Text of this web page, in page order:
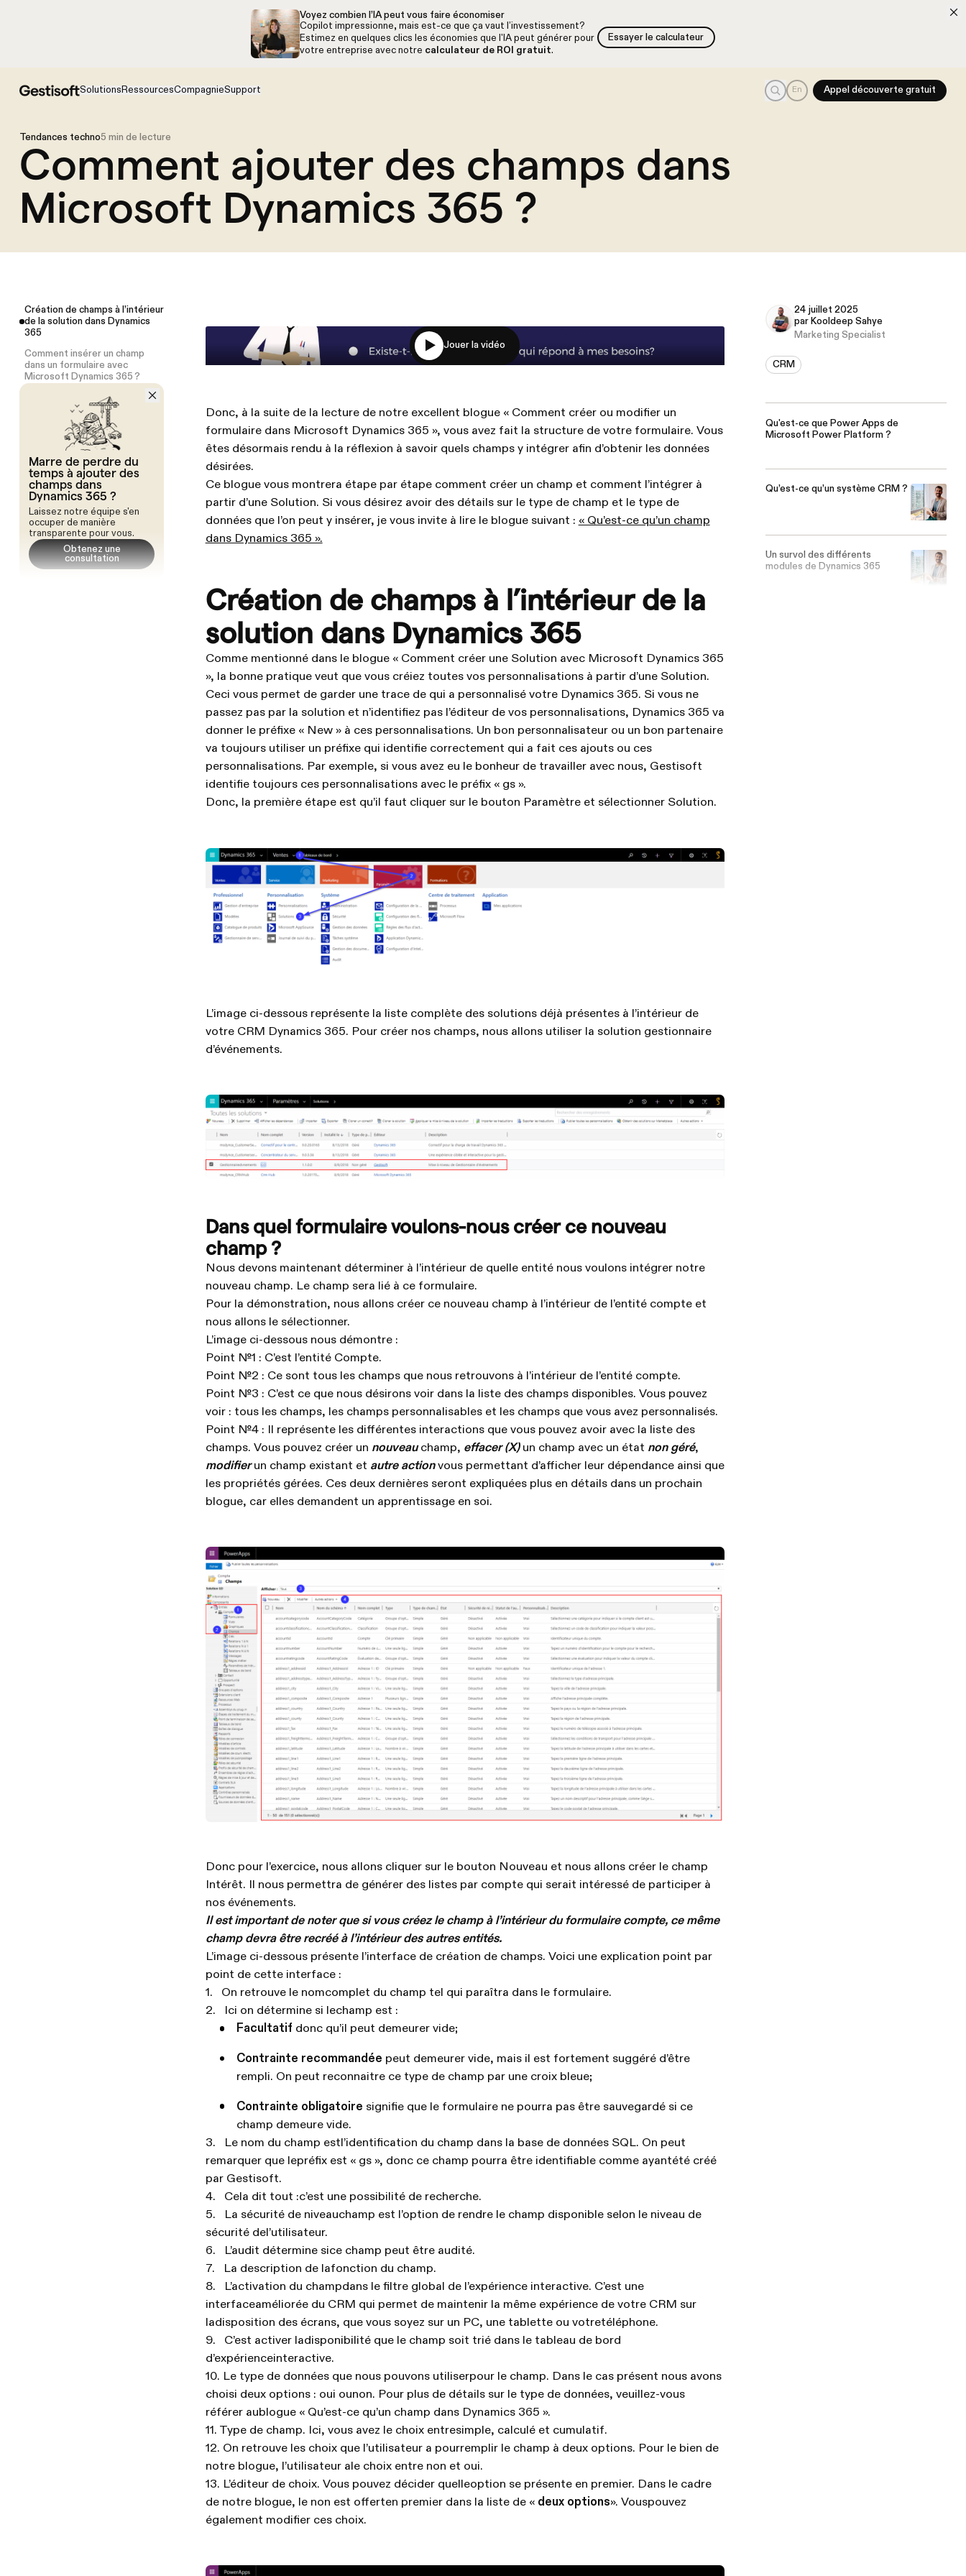
Voyez combien l’IA peut vous faire économiser
Copilot impressionne, mais est-ce que ça vaut l’investissement?
Estimez en quelques clics les économies que l'IA peut générer pour
votre entreprise avec notre calculateur de ROI gratuit.
Essayer le calculateur
Essayer le calculateur
Solutions RessourcesCompagnieSupport
Recherche
En Appel découverte gratuit
Tendances techno5 min de lecture
Comment ajouter des champs dans
Microsoft Dynamics 365 ?
Création de champs à l’intérieur
de la solution dans Dynamics
365
Comment insérer un champ
dans un formulaire avec
Microsoft Dynamics 365 ?
Marre de perdre du
temps à ajouter des
champs dans
Dynamics 365 ?
Laissez notre équipe s'en
occuper de manière
transparente pour vous.
Obtenez une
consultation
24 juillet 2025
par Kooldeep Sahye
Marketing Specialist
CRM
Qu'est-ce que Power Apps de
Microsoft Power Platform ?
Qu’est-ce qu’un système CRM ?
Un survol des différents
modules de Dynamics 365
Jouer la vidéo
Donc, à la suite de la lecture de notre excellent blogue « Comment créer ou modifier un
formulaire dans Microsoft Dynamics 365 », vous avez fait la structure de votre formulaire. Vous
êtes désormais rendu à la réflexion à savoir quels champs y intégrer afin d’obtenir les données
désirées.
Ce blogue vous montrera étape par étape comment créer un champ et comment l’intégrer à
partir d’une Solution. Si vous désirez avoir des détails sur le type de champ et le type de
données que l’on peut y insérer, je vous invite à lire le blogue suivant : « Qu’est-ce qu’un champ
dans Dynamics 365 ».
Création de champs à l’intérieur de la
solution dans Dynamics 365
Comme mentionné dans le blogue « Comment créer une Solution avec Microsoft Dynamics 365
», la bonne pratique veut que vous créiez toutes vos personnalisations à partir d’une Solution.
Ceci vous permet de garder une trace de qui a personnalisé votre Dynamics 365. Si vous ne
passez pas par la solution et n’identifiez pas l’éditeur de vos personnalisations, Dynamics 365 va
donner le préfixe « New » à ces personnalisations. Un bon personnalisateur ou un bon partenaire
va toujours utiliser un préfixe qui identifie correctement qui a fait ces ajouts ou ces
personnalisations. Par exemple, si vous avez eu le bonheur de travailler avec nous, Gestisoft
identifie toujours ces personnalisations avec le préfix « gs ».
Donc, la première étape est qu’il faut cliquer sur le bouton Paramètre et sélectionner Solution.
L’image ci-dessous représente la liste complète des solutions déjà présentes à l’intérieur de
votre CRM Dynamics 365. Pour créer nos champs, nous allons utiliser la solution gestionnaire
d’événements.
Dans quel formulaire voulons-nous créer ce nouveau
champ ?
Nous devons maintenant déterminer à l’intérieur de quelle entité nous voulons intégrer notre
nouveau champ. Le champ sera lié à ce formulaire.
Pour la démonstration, nous allons créer ce nouveau champ à l’intérieur de l’entité compte et
nous allons le sélectionner.
L’image ci-dessous nous démontre :
Point №1 : C’est l’entité Compte.
Point №2 : Ce sont tous les champs que nous retrouvons à l’intérieur de l’entité compte.
Point №3 : C’est ce que nous désirons voir dans la liste des champs disponibles. Vous pouvez
voir : tous les champs, les champs personnalisables et les champs que vous avez personnalisés.
Point №4 : Il représente les différentes interactions que vous pouvez avoir avec la liste des
champs. Vous pouvez créer un nouveauchamp, effacer (X)un champ avec un état non géré,
modifierun champ existant et autre actionvous permettant d’afficher leur dépendance ainsi que
les propriétés gérées. Ces deux dernières seront expliquées plus en détails dans un prochain
blogue, car elles demandent un apprentissage en soi.
Donc pour l’exercice, nous allons cliquer sur le bouton Nouveau et nous allons créer le champ
Intérêt. Il nous permettra de générer des listes par compte qui serait intéressé de participer à
nos événements.
Il est important de noter que si vous créez le champ à l’intérieur du formulaire compte, ce même
champ devra être recréé à l’intérieur des autres entités.
L’image ci-dessous présente l’interface de création de champs. Voici une explication point par
point de cette interface :
1. On retrouve le nomcomplet du champ tel qui paraîtra dans le formulaire.
2. Ici on détermine si lechamp est :
Facultatif donc qu’il peut demeurer vide;
Contrainte recommandée peut demeurer vide, mais il est fortement suggéré d’être
rempli. On peut reconnaitre ce type de champ par une croix bleue;
Contrainte obligatoire signifie que le formulaire ne pourra pas être sauvegardé si ce
champ demeure vide.
3. Le nom du champ estl’identification du champ dans la base de données SQL. On peut
remarquer que lepréfix est « gs », donc ce champ pourra être identifiable comme ayantété créé
par Gestisoft.
4. Cela dit tout :c’est une possibilité de recherche.
5. La sécurité de niveauchamp est l’option de rendre le champ disponible selon le niveau de
sécurité del’utilisateur.
6. L’audit détermine sice champ peut être audité.
7. La description de lafonction du champ.
8. L’activation du champdans le filtre global de l’expérience interactive. C’est une
interfaceaméliorée du CRM qui permet de maintenir la même expérience de votre CRM sur
ladisposition des écrans, que vous soyez sur un PC, une tablette ou votretéléphone.
9. C’est activer ladisponibilité que le champ soit trié dans le tableau de bord
d’expérienceinteractive.
10. Le type de données que nous pouvons utiliserpour le champ. Dans le cas présent nous avons
choisi deux options : oui ounon. Pour plus de détails sur le type de données, veuillez-vous
référer aublogue « Qu’est-ce qu’un champ dans Dynamics 365 ».
11. Type de champ. Ici, vous avez le choix entresimple, calculé et cumulatif.
12. On retrouve les choix que l’utilisateur a pourremplir le champ à deux options. Pour le bien de
notre blogue, l’utilisateur ale choix entre non et oui.
13. L’éditeur de choix. Vous pouvez décider quelleoption se présente en premier. Dans le cadre
de notre blogue, le non est offerten premier dans la liste de « deux options». Vouspouvez
également modifier ces choix.